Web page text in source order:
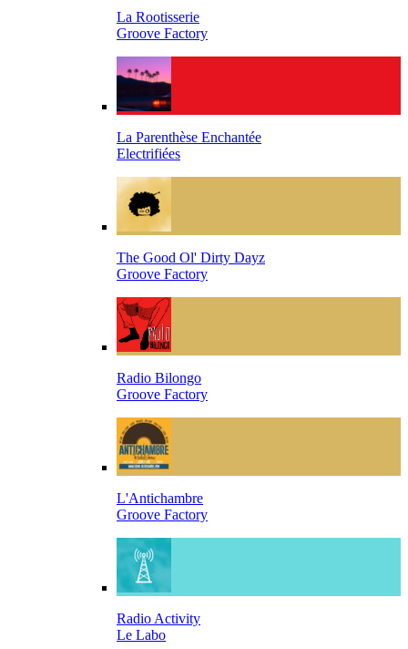
La Rootisserie
Groove Factory
La Parenthèse Enchantée
Electrifiées
The Good Ol' Dirty Dayz
Groove Factory
Radio Bilongo
Groove Factory
L'Antichambre
Groove Factory
Radio Activity
Le Labo